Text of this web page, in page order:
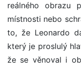
reálného obrazu
místnosti nebo
to, že Leonardo
který je proslulý
že se věnoval i